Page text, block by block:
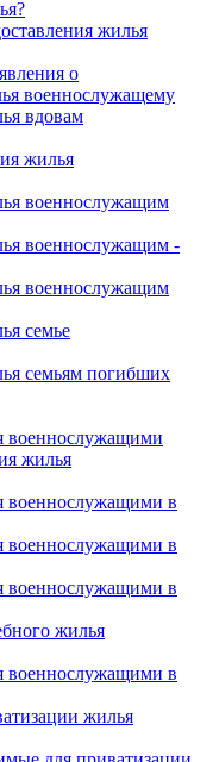
жилья
о
военнослужащему
вдовам
жилья
военнослужащим
военнослужащим -
военнослужащим
семье
семьям погибших
военнослужащими
жилья
военнослужащими в
военнослужащими в
военнослужащими в
жилья
военнослужащими в
жилья